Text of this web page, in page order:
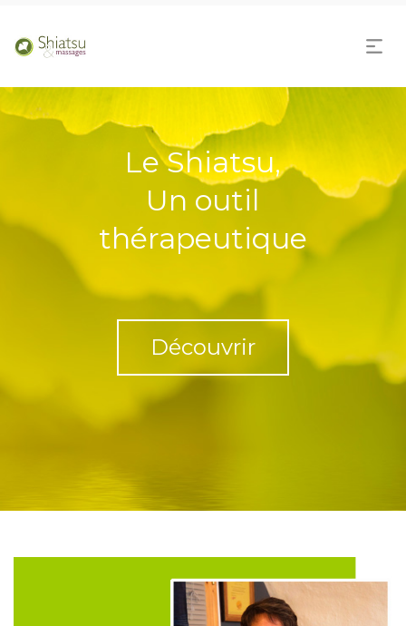
Le Shiatsu,
Un outil
thérapeutique
Découvrir